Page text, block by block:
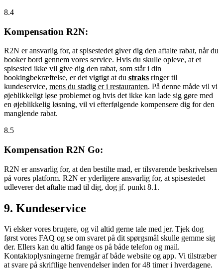
8.4
Kompensation R2N:
R2N er ansvarlig for, at spisestedet giver dig den aftalte rabat, når du
booker bord gennem vores service. Hvis du skulle opleve, at et
spisested ikke vil give dig den rabat, som står i din
bookingbekræftelse, er det vigtigt at du straks ringer til
kundeservice, mens du stadig er i restauranten. På denne måde vil vi
øjeblikkeligt løse problemet og hvis det ikke kan lade sig gøre med
en øjeblikkelig løsning, vil vi efterfølgende kompensere dig for den
manglende rabat.
8.5
Kompensation R2N Go:
R2N er ansvarlig for, at den bestilte mad, er tilsvarende beskrivelsen
på vores platform. R2N er yderligere ansvarlig for, at spisestedet
udleverer det aftalte mad til dig, dog jf. punkt 8.1.
9. Kundeservice
Vi elsker vores brugere, og vil altid gerne tale med jer. Tjek dog
først vores FAQ og se om svaret på dit spørgsmål skulle gemme sig
der. Ellers kan du altid fange os på både telefon og mail.
Kontaktoplysningerne fremgår af både website og app. Vi tilstræber
at svare på skriftlige henvendelser inden for 48 timer i hverdagene.